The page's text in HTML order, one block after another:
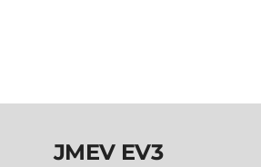
JMEV EV3